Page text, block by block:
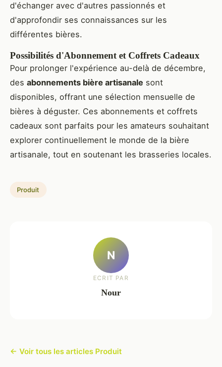
d'échanger avec d'autres passionnés et
d'approfondir ses connaissances sur les
différentes bières.
Possibilités d'Abonnement et Coffrets Cadeaux
Pour prolonger l'expérience au-delà de décembre,
des abonnements bière artisanale sont
disponibles, offrant une sélection mensuelle de
bières à déguster. Ces abonnements et coffrets
cadeaux sont parfaits pour les amateurs souhaitant
explorer continuellement le monde de la bière
artisanale, tout en soutenant les brasseries locales.
Produit
N
ECRIT PAR
Nour
← Voir tous les articles Produit